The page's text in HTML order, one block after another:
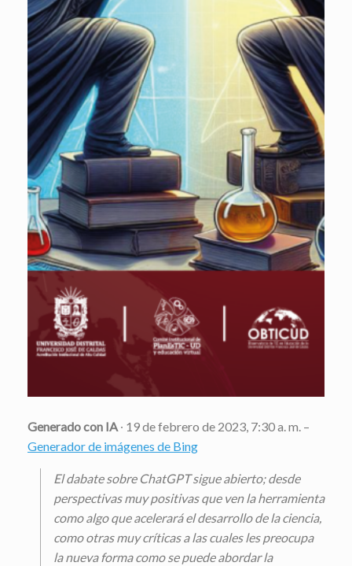
Generado con IA ∙ 19 de febrero de 2023, 7:30 a. m. –
Generador de imágenes de Bing
El dabate sobre ChatGPT sigue abierto; desde
perspectivas muy positivas que ven la herramienta
como algo que acelerará el desarrollo de la ciencia,
como otras muy críticas a las cuales les preocupa
la nueva forma como se puede abordar la